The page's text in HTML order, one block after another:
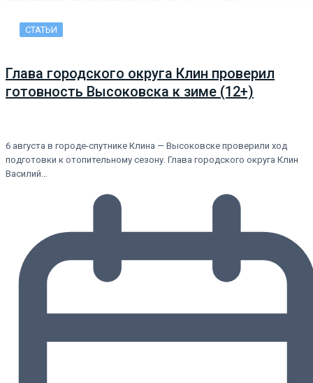
СТАТЬИ
Глава городского округа Клин проверил
готовность Высоковска к зиме (12+)
6 августа в городе-спутнике Клина — Высоковске проверили ход
подготовки к отопительному сезону. Глава городского округа Клин
Василий…